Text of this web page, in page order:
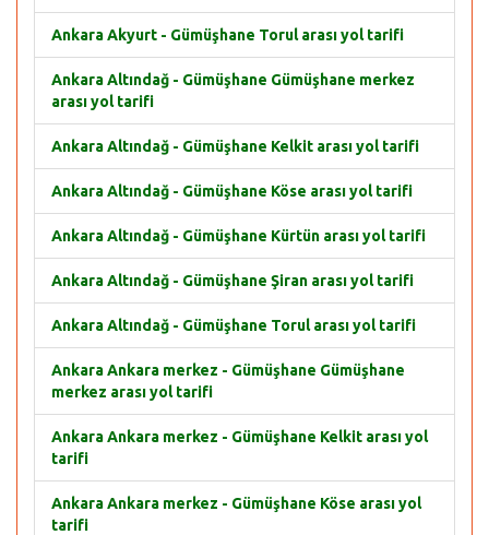
Ankara Akyurt - Gümüşhane Torul arası yol tarifi
Ankara Altındağ - Gümüşhane Gümüşhane merkez
arası yol tarifi
Ankara Altındağ - Gümüşhane Kelkit arası yol tarifi
Ankara Altındağ - Gümüşhane Köse arası yol tarifi
Ankara Altındağ - Gümüşhane Kürtün arası yol tarifi
Ankara Altındağ - Gümüşhane Şiran arası yol tarifi
Ankara Altındağ - Gümüşhane Torul arası yol tarifi
Ankara Ankara merkez - Gümüşhane Gümüşhane
merkez arası yol tarifi
Ankara Ankara merkez - Gümüşhane Kelkit arası yol
tarifi
Ankara Ankara merkez - Gümüşhane Köse arası yol
tarifi